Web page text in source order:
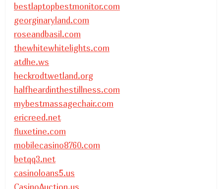
bestlaptopbestmonitor.com
georginaryland.com
roseandbasil.com
thewhitewhitelights.com
atdhe.ws
heckrodtwetland.org
halfheardinthestillness.com
mybestmassagechair.com
ericreed.net
fluxetine.com
mobilecasino8760.com
betqq3.net
casinoloans5.us
CasinoAuction.us